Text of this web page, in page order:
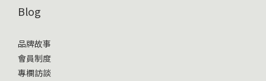
Blog
品牌故事
會員制度
專欄訪談